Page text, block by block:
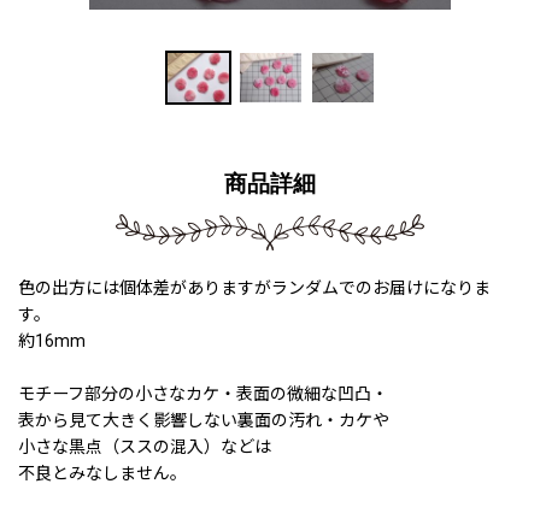
商品詳細
色の出方には個体差がありますがランダムでのお届けになりま
す。
約16mm
モチーフ部分の小さなカケ・表面の微細な凹凸・
表から見て大きく影響しない裏面の汚れ・カケや
小さな黒点（ススの混入）などは
不良とみなしません。